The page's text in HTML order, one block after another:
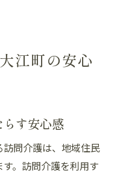
江町の安心
す安心感
問介護は、地域住民
。訪問介護を利用す